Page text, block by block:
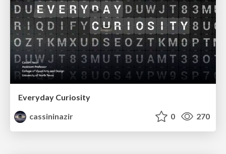
Everyday Curiosity
cassininazir
0 270